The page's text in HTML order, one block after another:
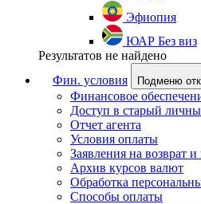
Эфиопия
ЮАР Без виз
Результатов не найдено
Фин. условия
Подменю
Финансовое
Доступ в старый
Отчет агента
Условия оплаты
Заявления на возврат и
Архив курсов валют
Обработка
Способы оплаты